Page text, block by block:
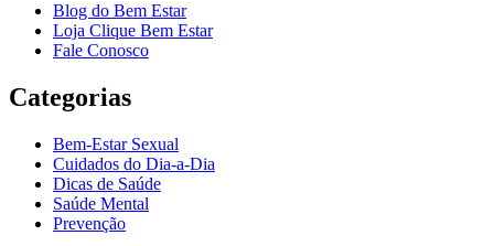
Blog do Bem Estar
Loja Clique Bem Estar
Fale Conosco
Categorias
Bem-Estar Sexual
Cuidados do Dia-a-Dia
Dicas de Saúde
Saúde Mental
Prevenção